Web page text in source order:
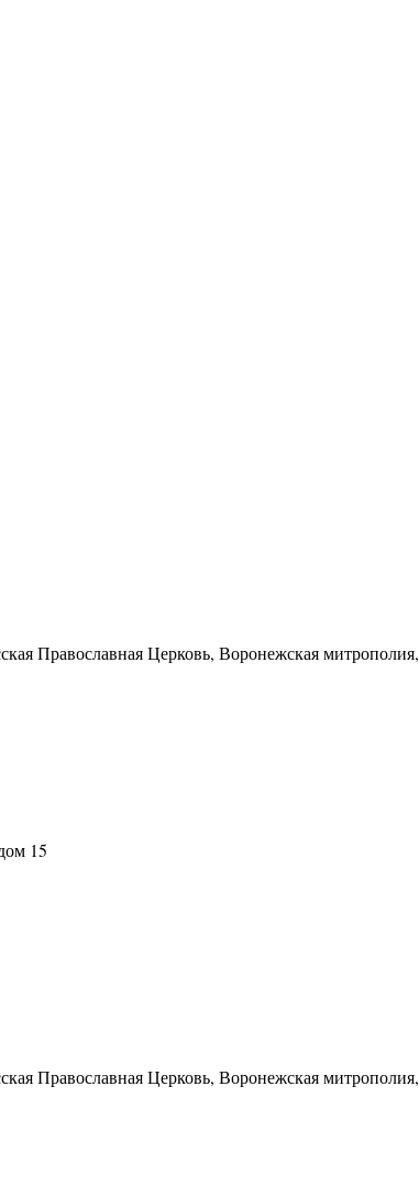
Православная Церковь, Воронежская митрополия,
15
Православная Церковь, Воронежская митрополия,